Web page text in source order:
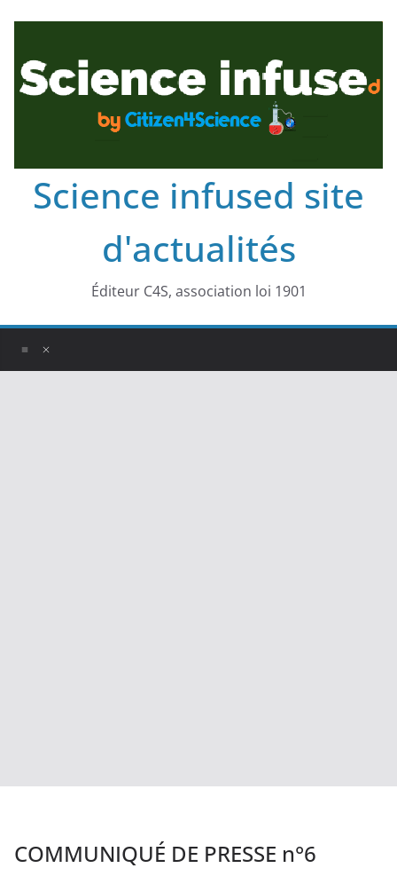
Science infused site
d'actualités
Éditeur C4S, association loi 1901
COMMUNIQUÉ DE PRESSE n°6